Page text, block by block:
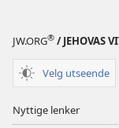
JW.ORG® / JEHOVAS
Velg utseende
Nyttige lenker